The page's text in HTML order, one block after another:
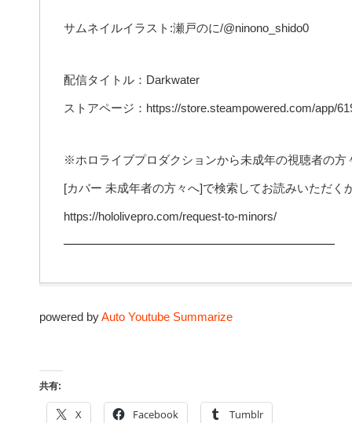
サムネイルイラスト:瀬戸のに/@ninono_shido0
配信タイトル：Darkwater
ストアページ：https://store.steampowered.com/app/
※ホロライブプロダクションから未成年の視聴者の方
[カバー 未成年者の方々へ]で検索してお読みいただ
https://hololivepro.com/request-to-minors/
━━━━━━━━━━━━━━━━━━━━━━━
powered byAuto Youtube Summarize
共有:
X Facebook Tumblr